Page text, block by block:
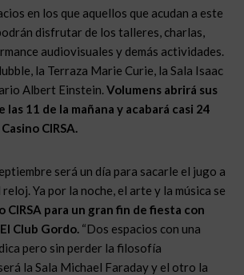
en los que aquellos que acudan a este
disfrutar de los talleres, charlas,
audiovisuales y demás actividades.
la Terraza Marie Curie, la Sala Isaac
Albert Einstein. Volumens abrirá sus
11 de la mañana y acabará casi 24
CIRSA.
será un día para sacarle el jugo a
Ya por la noche, el arte y la música se
CIRSA para un gran fin de fiesta con
Club Gordo. “Dos espacios con una
pero sin perder la filosofía
la Sala Michael Faraday y el otro la